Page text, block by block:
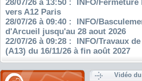
28/07/26 à 13:50 : INFO/
vers A12 Paris
28/07/26 à 09:40 : INFO/
d'Arcueil jusqu'au 28 aout 2026
22/07/26 à 09:28 : INFO/Travaux
(A13) du 16/11/26 à fin août 2027
Vidéo du